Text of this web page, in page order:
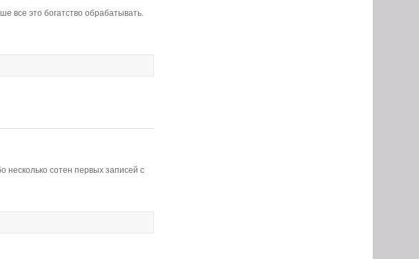
все это богатство обрабатывать.
несколько сотен первых записей с